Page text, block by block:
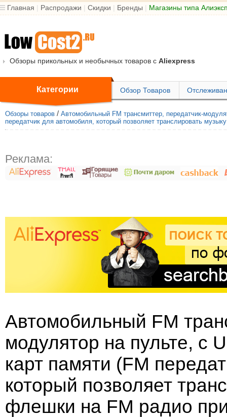
Главная | Распродажи | Скидки | Бренды | Магазины типа
Обзоры прикольных и необычных товаров с Aliexpress
Категории Обзор Товаров
Обзоры товаров / Автомобильный FM трансмиттер, передатчик-
передатчик для автомобиля, который позволяет транслировать
Реклама:
Автомобильный FM
модулятор на пульте, с
карт памяти (FM
который позволяет
флешки на FM радио